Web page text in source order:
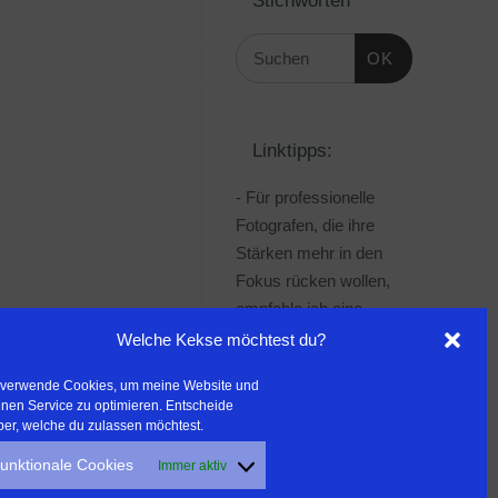
Welche Kekse möchtest du?
verwende Cookies, um meine Website und
Service zu optimieren. Entscheide
welche du zulassen möchtest.
Cookies Immer aktiv
OK
Linktipps:
- Für professionelle
Fotografen, die ihre
Stärken mehr in den
Fokus rücken wollen,
empfehle ich eine
Beratung durch Frau
Wanderfreak.de